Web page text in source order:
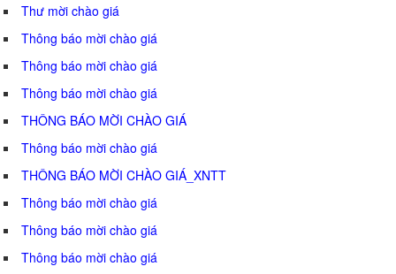
Thư mời chào giá
Thông báo mời chào giá
Thông báo mời chào giá
Thông báo mời chào giá
THÔNG BÁO MỜI CHÀO GIÁ
Thông báo mời chào giá
THÔNG BÁO MỜI CHÀO GIÁ_XNTT
Thông báo mời chào giá
Thông báo mời chào giá
Thông báo mời chào giá